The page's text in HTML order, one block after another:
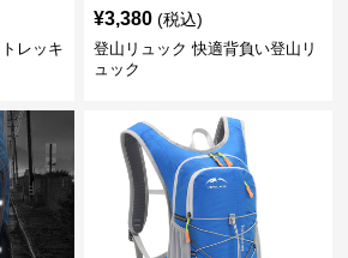
レッキ
¥3,380 (税込)
登山リュック 快適背負い登山リ
ュック